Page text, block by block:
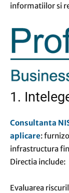
informatiilor si
1.
Consultanta
aplicare:
infrastructura
Directia include:
Evaluarea